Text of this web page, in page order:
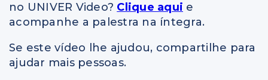
no UNIVER Video? Clique aqui e
acompanhe a palestra na íntegra.
Se este vídeo lhe ajudou, compartilhe para
ajudar mais pessoas.